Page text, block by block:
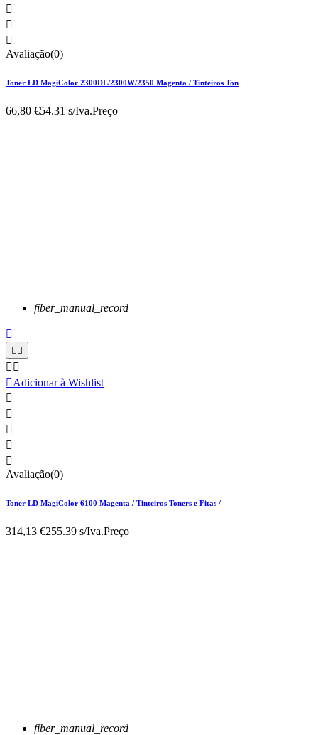



Avaliação(0)
Toner LD MagiColor 2300DL/2300W/2350 Magenta / Tinteiros Ton
66,80 €54.31 s/Iva.Preço
fiber_manual_record


 
Adicionar à Wishlist





Avaliação(0)
Toner LD MagiColor 6100 Magenta / Tinteiros Toners e Fitas /
314,13 €255.39 s/Iva.Preço
fiber_manual_record